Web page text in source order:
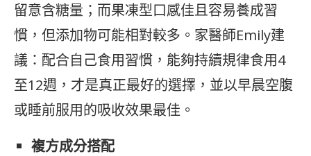
留意含糖量；而果凍型口感佳且容易養成習
慣，但添加物可能相對較多。家醫師Emily建
議：配合自己食用習慣，能夠持續規律食用4
至12週，才是真正最好的選擇，並以早晨空腹
或睡前服用的吸收效果最佳。
複方成分搭配